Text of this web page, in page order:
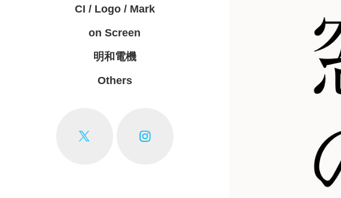
CI / Logo / Mark
on Screen
明和電機
Others